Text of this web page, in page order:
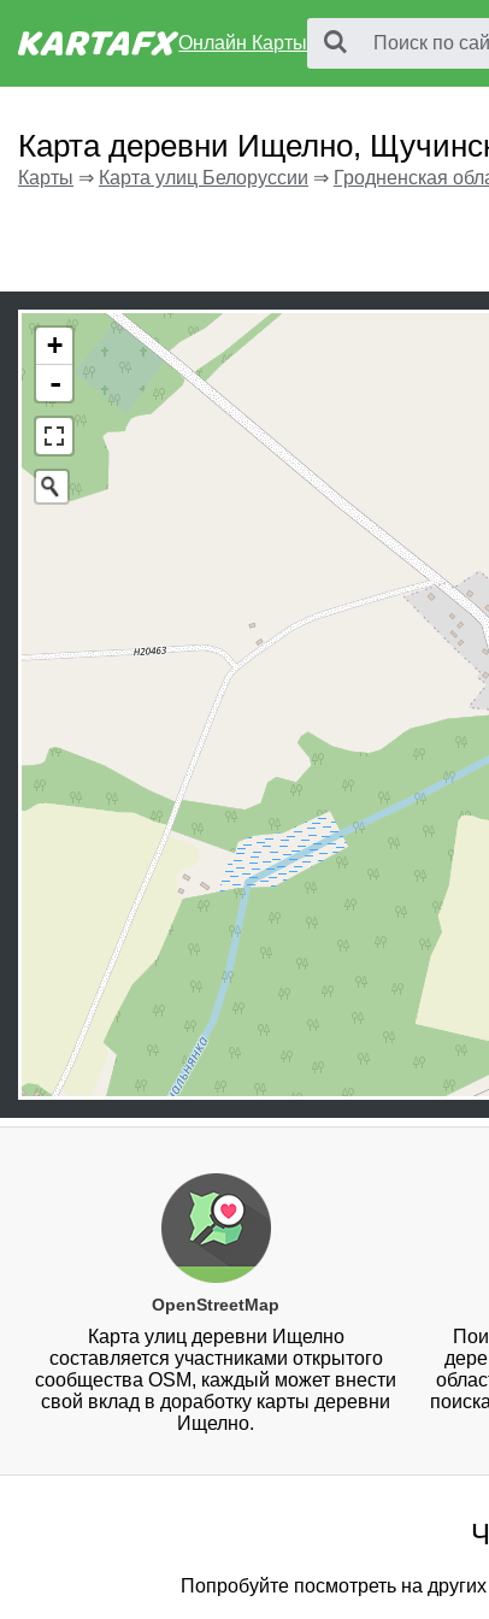
Онлайн Карты
Карта деревни Ищелно,
Карты ⇒ Карта улиц Белоруссии ⇒ Гродненская
+
-
OpenStreetMap
Карта улиц деревни Ищелно
составляется участниками открытого
сообщества OSM, каждый может внести
свой вклад в доработку карты деревни
Ищелно.
Попробуйте посмотреть на других